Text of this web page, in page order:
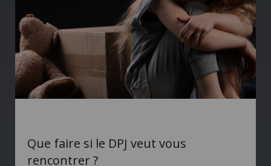
Que faire si le DPJ veut vous
rencontrer ?